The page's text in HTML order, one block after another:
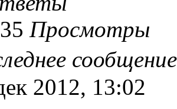
Просмотры
2012, 13:02